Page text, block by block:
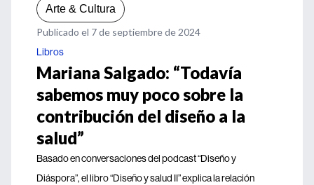
Arte & Cultura
Publicado el 7 de septiembre de 2024
Libros
Mariana Salgado: “Todavía
sabemos muy poco sobre la
contribución del diseño a la
salud”
Basado en conversaciones del podcast “Diseño y
Diáspora”, el libro “Diseño y salud II” explica la relación